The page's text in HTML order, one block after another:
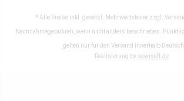
* Alle Preise inkl. gesetzl. Mehrwertsteuer zzgl.
Nachnahmegebühren, wenn nicht anders beschrieben.
gelten nur für den Versand innerhalb
Realisierung by sewisoft.de